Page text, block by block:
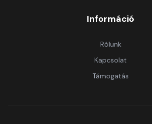
Információ
Rólunk
Kapcsolat
Támogatás